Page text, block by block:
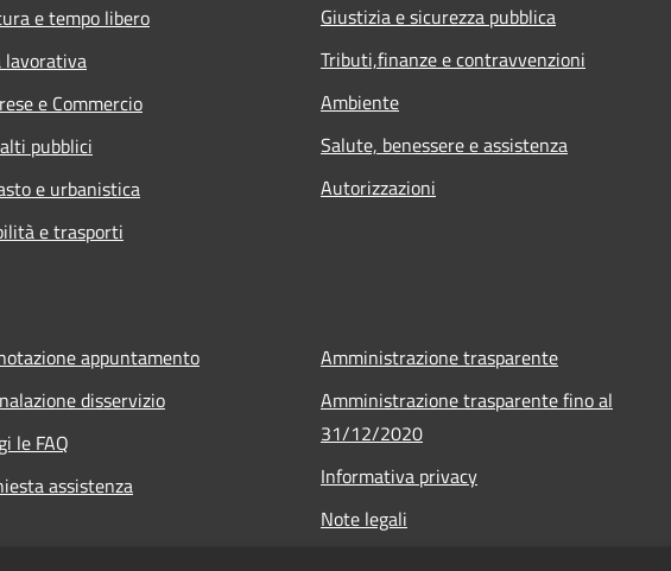
e tempo libero
lavorativa
e Commercio
pubblici
e urbanistica
e trasporti
Giustizia e sicurezza pubblica
Tributi,finanze e contravvenzioni
Ambiente
Salute, benessere e assistenza
Autorizzazioni
appuntamento
disservizio
le FAQ
assistenza
Amministrazione trasparente
Amministrazione trasparente fino al
31/12/2020
Informativa privacy
Note legali